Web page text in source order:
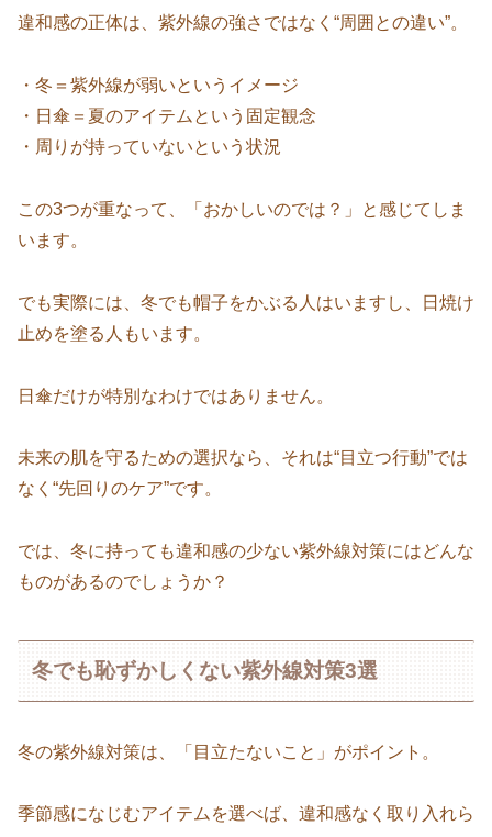
違和感の正体は、紫外線の強さではなく“周囲との違い”。
・冬＝紫外線が弱いというイメージ
・日傘＝夏のアイテムという固定観念
・周りが持っていないという状況
この3つが重なって、「おかしいのでは？」と感じてしま
います。
でも実際には、冬でも帽子をかぶる人はいますし、日焼け
止めを塗る人もいます。
日傘だけが特別なわけではありません。
未来の肌を守るための選択なら、それは“目立つ行動”では
なく“先回りのケア”です。
では、冬に持っても違和感の少ない紫外線対策にはどんな
ものがあるのでしょうか？
冬でも恥ずかしくない紫外線対策3選
冬の紫外線対策は、「目立たないこと」がポイント。
季節感になじむアイテムを選べば、違和感なく取り入れら